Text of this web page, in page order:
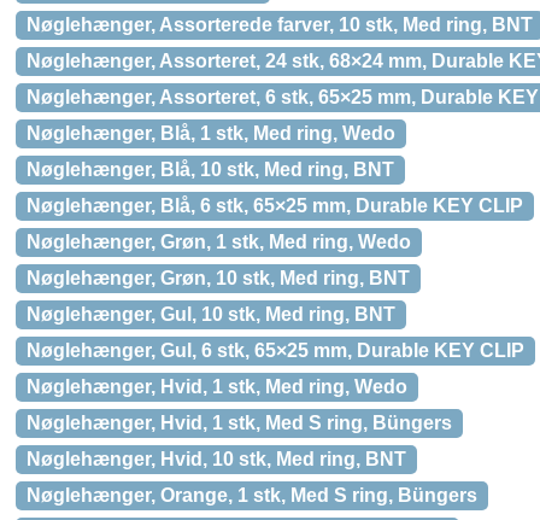
Nøglehænger, Assorterede farver, 10 stk, Med ring, BNT
Nøglehænger, Assorteret, 24 stk, 68×24 mm, Durable
Nøglehænger, Assorteret, 6 stk, 65×25 mm, Durable
Nøglehænger, Blå, 1 stk, Med ring, Wedo
Nøglehænger, Blå, 10 stk, Med ring, BNT
Nøglehænger, Blå, 6 stk, 65×25 mm, Durable KEY CLIP
Nøglehænger, Grøn, 1 stk, Med ring, Wedo
Nøglehænger, Grøn, 10 stk, Med ring, BNT
Nøglehænger, Gul, 10 stk, Med ring, BNT
Nøglehænger, Gul, 6 stk, 65×25 mm, Durable KEY CLIP
Nøglehænger, Hvid, 1 stk, Med ring, Wedo
Nøglehænger, Hvid, 1 stk, Med S ring, Büngers
Nøglehænger, Hvid, 10 stk, Med ring, BNT
Nøglehænger, Orange, 1 stk, Med S ring, Büngers